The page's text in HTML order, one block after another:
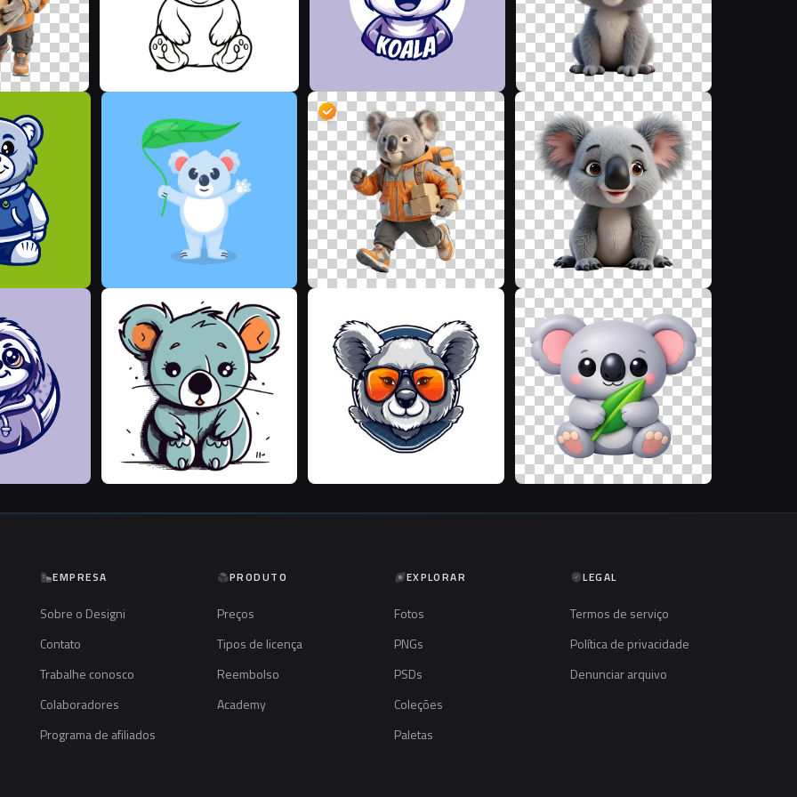
D M
V P
EMPRESA
Sobre o Designi
Contato
Trabalhe conosco
Colaboradores
Programa de afiliados
PRODUTO
Preços
Tipos de licença
Reembolso
Academy
EXPLORAR
Fotos
PNGs
PSDs
Coleções
Paletas
LEGAL
Termos de serviço
Política de privacidade
Denunciar arquivo